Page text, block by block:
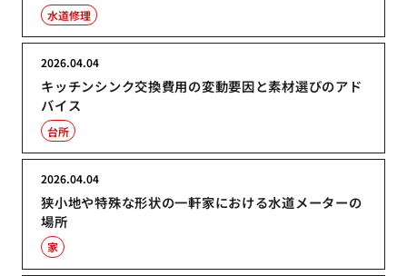
水道修理
キッチンシンク交換費用の変動要因と素材選びのアド
バイス
2026.04.04
台所
狭小地や特殊な形状の一軒家における水道メーターの
場所
2026.04.04
家